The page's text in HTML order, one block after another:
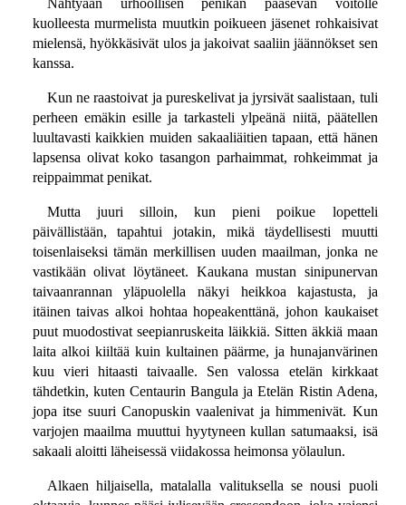
Nähtyään urhoollisen penikan pääsevän voitolle
kuolleesta murmelista muutkin poikueen jäsenet rohkaisivat
mielensä, hyökkäsivät ulos ja jakoivat saaliin jäännökset sen
kanssa.
Kun ne raastoivat ja pureskelivat ja jyrsivät saalistaan, tuli
perheen emäkin esille ja tarkasteli ylpeänä niitä, päätellen
luultavasti kaikkien muiden sakaaliäitien tapaan, että hänen
lapsensa olivat koko tasangon parhaimmat, rohkeimmat ja
reippaimmat penikat.
Mutta juuri silloin, kun pieni poikue lopetteli
päivällistään, tapahtui jotakin, mikä täydellisesti muutti
toisenlaiseksi tämän merkillisen uuden maailman, jonka ne
vastikään olivat löytäneet. Kaukana mustan sinipunervan
taivaanrannan yläpuolella näkyi heikkoa kajastusta, ja
itäinen taivas alkoi hohtaa hopeakenttänä, johon kaukaiset
puut muodostivat seepianruskeita läikkiä. Sitten äkkiä maan
laita alkoi kiiltää kuin kultainen päärme, ja hunajanvärinen
kuu vieri hitaasti taivaalle. Sen valossa etelän kirkkaat
tähdetkin, kuten Centaurin Bangula ja Etelän Ristin Adena,
jopa itse suuri Canopuskin vaalenivat ja himmenivät. Kun
varjojen maailma muuttui hyytyneen kullan satumaaksi, isä
sakaali aloitti läheisessä viidakossa heimonsa yölaulun.
Alkaen hiljaisella, matalalla valituksella se nousi puoli